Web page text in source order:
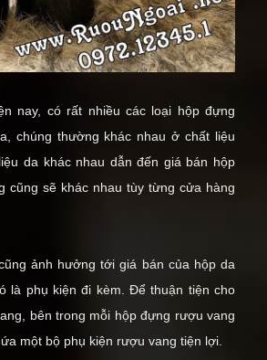
nay, có rất nhiều các loại hộp đựng
chúng thường khác nhau ở chất liệu
da khác nhau dẫn đến giá bán hộp
cũng sẽ khác nhau tùy từng cửa hàng
ảnh hưởng tới giá bán của hộp da
là phụ kiện đi kèm. Để thuận tiện cho
bên trong mỗi hộp đựng rượu vang
một bộ phụ kiện rượu vang tiện lợi.